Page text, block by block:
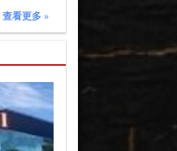
查看更多 »